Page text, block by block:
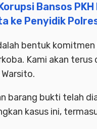
Bansos
ke Penyidik
bentuk
Kami akan
barang bukti telah
kasus ini,